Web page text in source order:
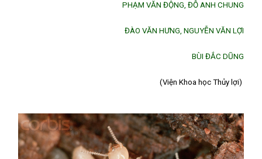
PHẠM VĂN ĐỘNG, ĐỖ ANH CHUNG
ĐÀO VĂN HƯNG, NGUYỄN VĂN LỢI
BÙI ĐẮC DŨNG
(Viện Khoa học Thủy lợi)